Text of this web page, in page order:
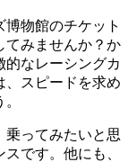
物館のチケット
てみませんか？か
的なレーシングカ
、スピードを求め
乗ってみたいと思
です。他にも、